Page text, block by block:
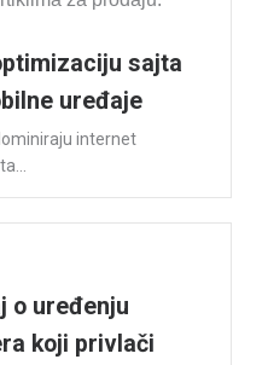
sajta
uređaje
internet
o uređenju
koji privlači